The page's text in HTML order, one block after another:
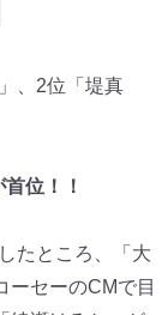
、2位「堤真
位！！
たところ、「大
ーセーのCMで目